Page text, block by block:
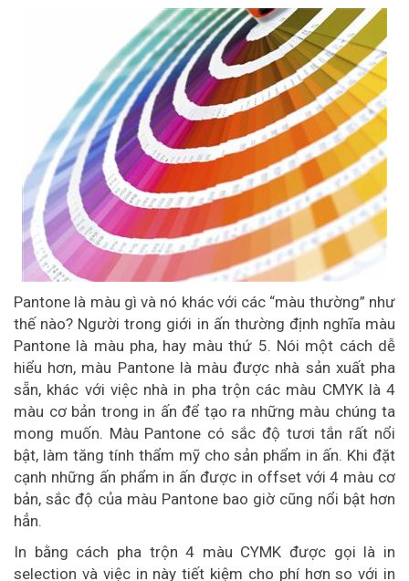
Pantone là màu gì và nó khác với các “màu thường” như
thế nào? Người trong giới in ấn thường định nghĩa màu
Pantone là màu pha, hay màu thứ 5. Nói một cách dễ
hiểu hơn, màu Pantone là màu được nhà sản xuất pha
sẵn, khác với việc nhà in pha trộn các màu CMYK là 4
màu cơ bản trong in ấn để tạo ra những màu chúng ta
mong muốn. Màu Pantone có sắc độ tươi tắn rất nổi
bật, làm tăng tính thẩm mỹ cho sản phẩm in ấn. Khi đặt
cạnh những ấn phẩm in ấn được in offset với 4 màu cơ
bản, sắc độ của màu Pantone bao giờ cũng nổi bật hơn
hẳn.
In bằng cách pha trộn 4 màu CYMK được gọi là in
selection và việc in này tiết kiệm cho phí hơn so với in